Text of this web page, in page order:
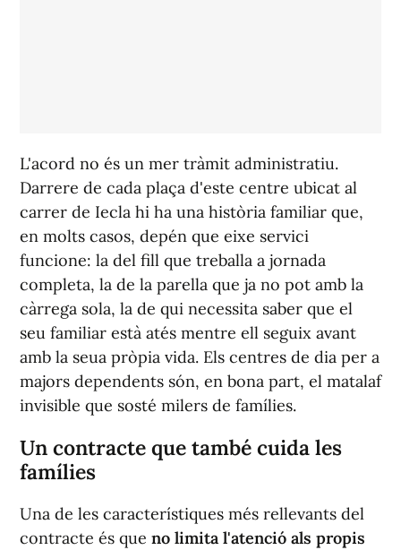
L'acord no és un mer tràmit administratiu.
Darrere de cada plaça d'este centre ubicat al
carrer de Iecla hi ha una història familiar que,
en molts casos, depén que eixe servici
funcione: la del fill que treballa a jornada
completa, la de la parella que ja no pot amb la
càrrega sola, la de qui necessita saber que el
seu familiar està atés mentre ell seguix avant
amb la seua pròpia vida. Els centres de dia per a
majors dependents són, en bona part, el matalaf
invisible que sosté milers de famílies.
Un contracte que també cuida les
famílies
Una de les característiques més rellevants del
contracte és que no limita l'atenció als propis